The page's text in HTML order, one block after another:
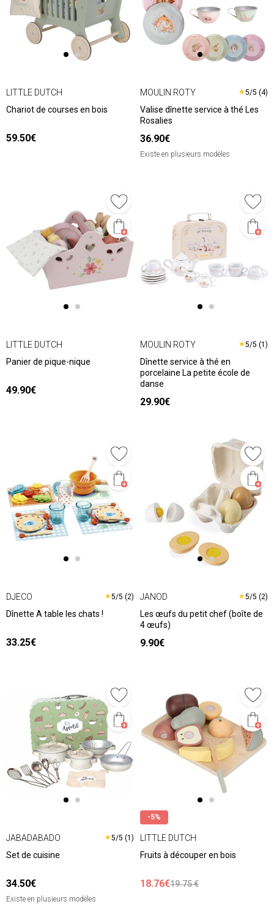
LITTLE DUTCH
Chariot de courses en bois
59.50€
MOULIN ROTY ★5/5 (4)
Valise dînette service à thé Les
Rosalies
36.90€
Existe en plusieurs modèles
LITTLE DUTCH
Panier de pique-nique
49.90€
MOULIN ROTY ★5/5 (1)
Dînette service à thé en
porcelaine La petite école de
danse
29.90€
DJECO ★5/5 (2)
Dînette A table les chats !
33.25€
JANOD ★5/5 (2)
Les œufs du petit chef (boîte de
4 œufs)
9.90€
JABADABADO ★5/5 (1)
Set de cuisine
34.50€
Existe en plusieurs modèles
-5%
LITTLE DUTCH
Fruits à découper en bois
18.76€19.75 €